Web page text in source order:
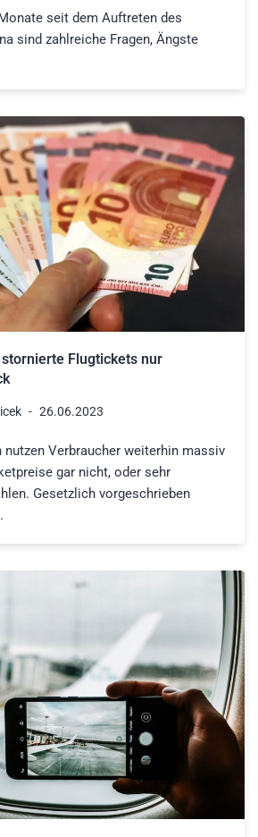
seit dem Auftreten des
sind zahlreiche Fragen, Ängste
Flugtickets nur
26.06.2023
nutzen Verbraucher weiterhin massiv
gar nicht, oder sehr
Gesetzlich vorgeschrieben